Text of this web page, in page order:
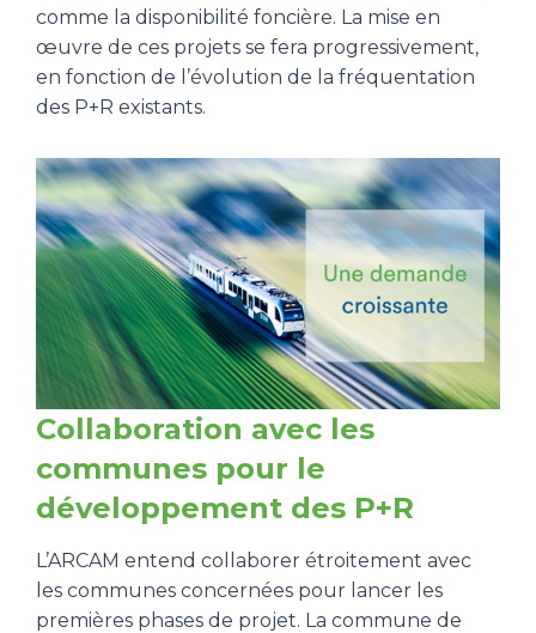
comme la disponibilité foncière. La mise en
œuvre de ces projets se fera progressivement,
en fonction de l’évolution de la fréquentation
des P+R existants.
Collaboration avec les
communes pour le
développement des P+R
L’ARCAM entend collaborer étroitement avec
les communes concernées pour lancer les
premières phases de projet. La commune de